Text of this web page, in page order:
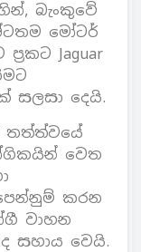
බැංකුවේ
මෝටර්
Jaguar
සලසා දෙයි.
තත්ත්වයේ
වෙත
කරන
වාහන
සහාය වෙයි.